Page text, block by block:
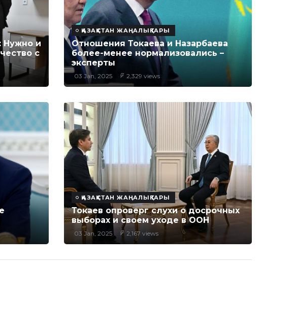
Нужно и
с
ҚАЗАҚСТАН ЖАҢАЛЫҚТАРЫ
Отношения Токаева и Назарбаева
более-менее нормализовались –
эксперты
03 Jan, 2025 2,329 views
ҚАЗАҚСТАН ЖАҢАЛЫҚТАРЫ
Токаев опроверг слухи о досрочных
выборах и своем уходе в ООН
03 Jan, 2025 2,167 views